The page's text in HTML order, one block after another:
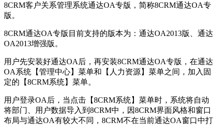
8CRM客户关系管理系统通达OA专版，简称8CRM通达OA专
版。
8CRM通达OA专版目前支持的版本为：通达OA2013版、通达
OA2013增强版。
用户先安装好通达OA后，再安装8CRM通达OA专版，在通达
OA系统【管理中心】菜单和【人力资源】菜单之间，加入固
定的【8CRM系统】菜单。
用户登录OA后，当点击【8CRM系统】菜单时，系统将自动
将部门、用户数据导入到8CRM中，因8CRM界面风格和窗口
布局与通达OA有较大不同，8CRM不在当前通达OA窗口中打